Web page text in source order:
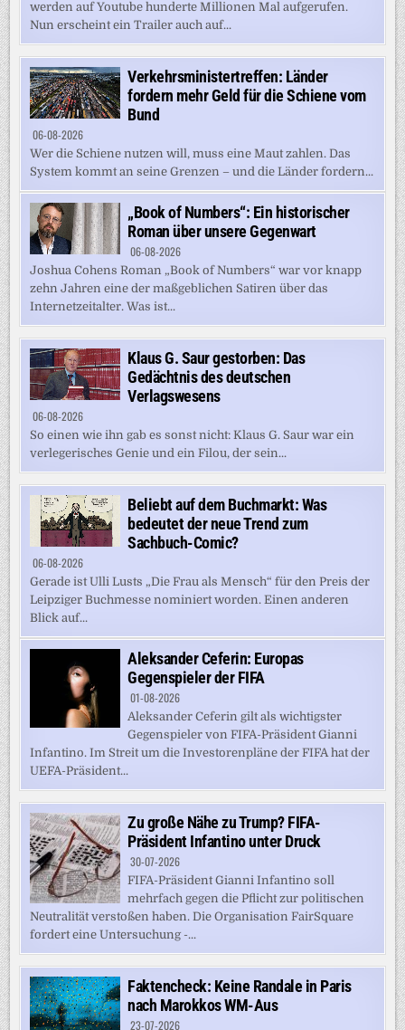
werden auf Youtube hunderte Millionen Mal aufgerufen.
Nun erscheint ein Trailer auch auf...
Verkehrsministertreffen: Länder
fordern mehr Geld für die Schiene vom
Bund
06-08-2026
Wer die Schiene nutzen will, muss eine Maut zahlen. Das
System kommt an seine Grenzen – und die Länder fordern...
„Book of Numbers“: Ein historischer
Roman über unsere Gegenwart
06-08-2026
Joshua Cohens Roman „Book of Numbers“ war vor knapp
zehn Jahren eine der maßgeblichen Satiren über das
Internetzeitalter. Was ist...
Klaus G. Saur gestorben: Das
Gedächtnis des deutschen
Verlagswesens
06-08-2026
So einen wie ihn gab es sonst nicht: Klaus G. Saur war ein
verlegerisches Genie und ein Filou, der sein...
Beliebt auf dem Buchmarkt: Was
bedeutet der neue Trend zum
Sachbuch-Comic?
06-08-2026
Gerade ist Ulli Lusts „Die Frau als Mensch“ für den Preis der
Leipziger Buchmesse nominiert worden. Einen anderen
Blick auf...
Aleksander Ceferin: Europas
Gegenspieler der FIFA
01-08-2026
Aleksander Ceferin gilt als wichtigster
Gegenspieler von FIFA-Präsident Gianni
Infantino. Im Streit um die Investorenpläne der FIFA hat der
UEFA-Präsident...
Zu große Nähe zu Trump? FIFA-
Präsident Infantino unter Druck
30-07-2026
FIFA-Präsident Gianni Infantino soll
mehrfach gegen die Pflicht zur politischen
Neutralität verstoßen haben. Die Organisation FairSquare
fordert eine Untersuchung -...
Faktencheck: Keine Randale in Paris
nach Marokkos WM-Aus
23-07-2026